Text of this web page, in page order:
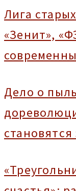
Лига
«Зенит»,
Дело о